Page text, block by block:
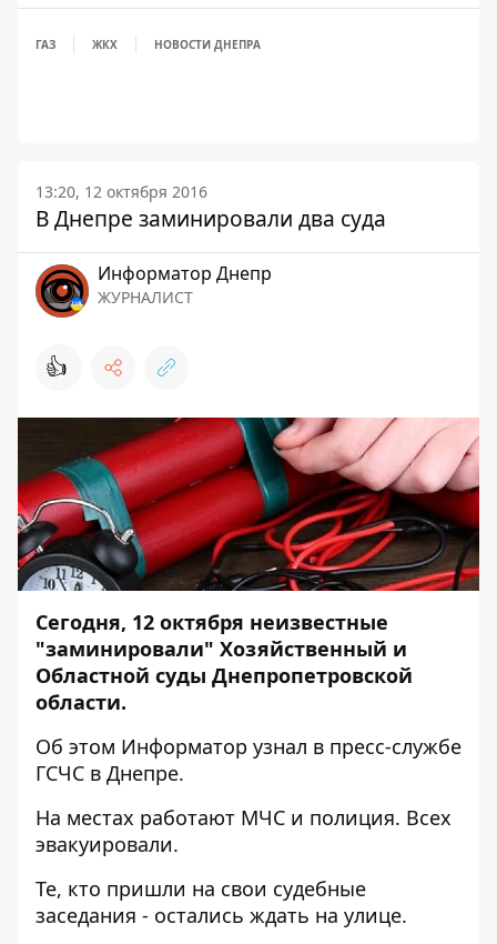
ГАЗ ЖКХ НОВОСТИ ДНЕПРА
13:20, 12 октября 2016
В Днепре заминировали два суда
Информатор Днепр
ЖУРНАЛИСТ
👍
Сегодня, 12 октября неизвестные
"заминировали" Хозяйственный и
Областной суды Днепропетровской
области.
Об этом Информатор узнал в пресс-службе
ГСЧС в Днепре.
На местах работают МЧС и полиция. Всех
эвакуировали.
Те, кто пришли на свои судебные
заседания - остались ждать на улице.